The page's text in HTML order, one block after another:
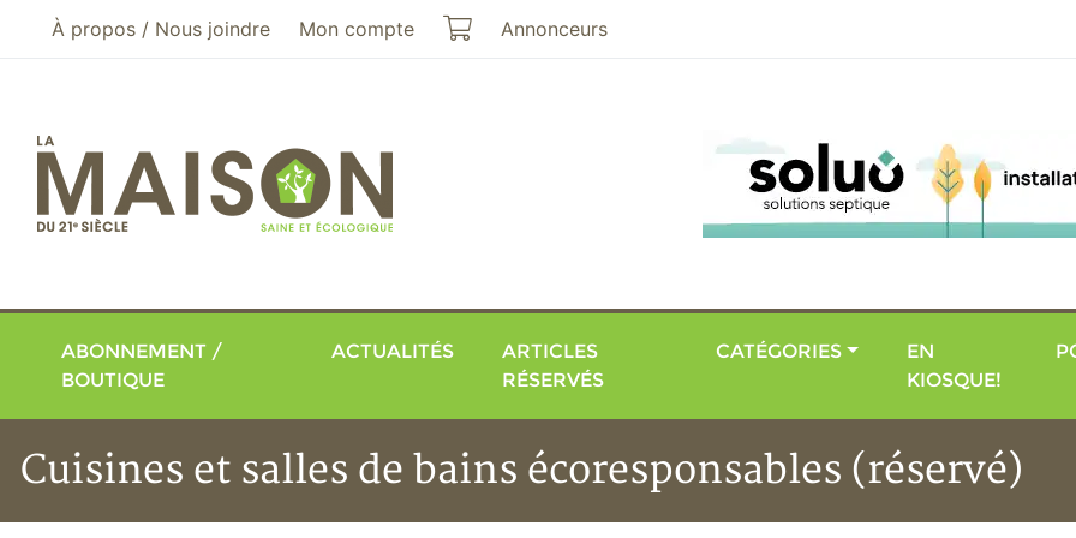
Aller au menu principal
Aller au contenu principal
À propos / Nous joindre Mon compte Mon panier
Annonceurs
ABONNEMENT /
BOUTIQUE
ACTUALITÉS
ARTICLES
RÉSERVÉS
CATÉGORIES
EN
KIOSQUE!
Cuisines et salles de bains écoresponsables (réservé)